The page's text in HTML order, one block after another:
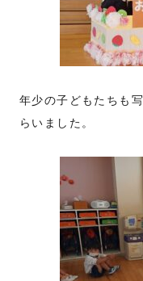
年少の子どもたちも
らいました。